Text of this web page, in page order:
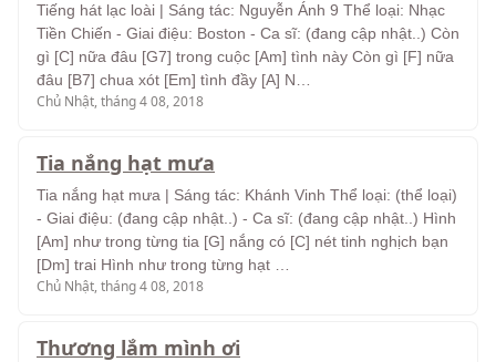
Tiếng hát lạc loài | Sáng tác: Nguyễn Ánh 9 Thể loại: Nhạc
Tiền Chiến - Giai điệu: Boston - Ca sĩ: (đang cập nhật..) Còn
gì [C] nữa đâu [G7] trong cuộc [Am] tình này Còn gì [F] nữa
đâu [B7] chua xót [Em] tình đầy [A] N…
Chủ Nhật, tháng 4 08, 2018
Tia nắng hạt mưa
Tia nắng hạt mưa | Sáng tác: Khánh Vinh Thể loại: (thể loại)
- Giai điệu: (đang cập nhật..) - Ca sĩ: (đang cập nhật..) Hình
[Am] như trong từng tia [G] nắng có [C] nét tinh nghịch bạn
[Dm] trai Hình như trong từng hạt …
Chủ Nhật, tháng 4 08, 2018
Thương lắm mình ơi